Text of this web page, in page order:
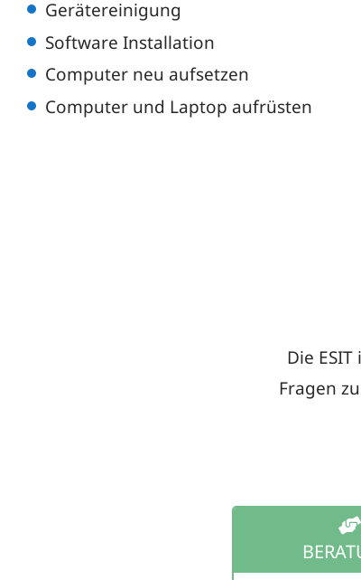
Gerätereinigung
Software Installation
Computer neu aufsetzen
Computer und Laptop aufrüsten
Die
Fragen